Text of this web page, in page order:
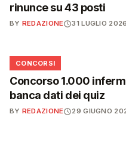
rinunce su 43 posti
BY REDAZIONE 31 LUGLIO 2026
📋
CONCORSI
Concorso 1.000
banca dati dei quiz
BY REDAZIONE 29 GIUGNO